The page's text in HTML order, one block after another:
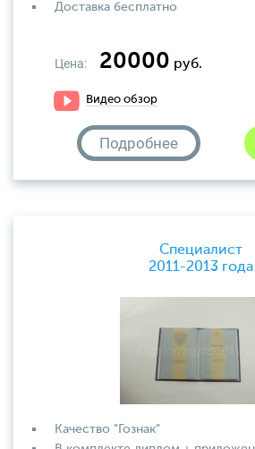
Доставка бесплатно
Цена: 20000 руб.
Видео обзор
Подробнее
Специалист
2011-2013 года
Качество "Гознак"